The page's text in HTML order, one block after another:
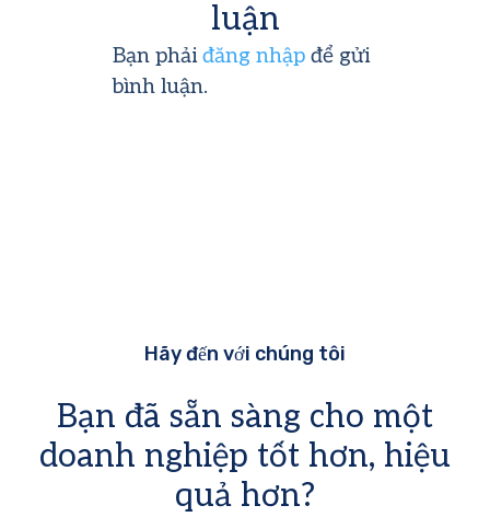
luận
Bạn phảiđăng nhập để gửi
bình luận.
Hãy đến với chúng tôi
Bạn đã sẵn sàng cho một
doanh nghiệp tốt hơn, hiệu
quả hơn?